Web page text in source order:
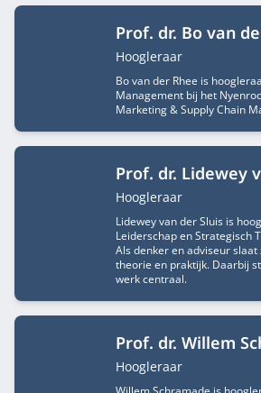
Prof. dr. Bo van
Functietitel
Hoogleraar
Bo van der Rhee is
Management bij het
Marketing & Supply Chain
Prof. dr. Lidewey
Functietitel
Hoogleraar
Lidewey van der Sluis is
Leiderschap en Strategisch
Als denker en adviseur
theorie en praktijk. Daarbij
werk centraal.
Prof. dr. Willem
Functietitel
Hoogleraar